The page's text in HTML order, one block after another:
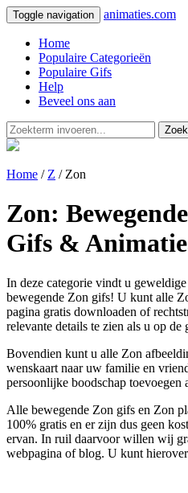
Toggle navigation animaties.com
Home
Populaire Categorieën
Populaire Gifs
Help
Beveel ons aan
Home / Z / Zon
Zon:
Gifs &
In deze categorie vindt u
bewegende Zon gifs! U kunt alle
pagina gratis downloaden of
relevante details te zien als u op de
Bovendien kunt u alle Zon
wenskaart naar uw familie en
persoonlijke boodschap toevoegen
Alle bewegende Zon gifs en Zon
100% gratis en er zijn dus geen
ervan. In ruil daarvoor willen wij
webpagina of blog. U kunt